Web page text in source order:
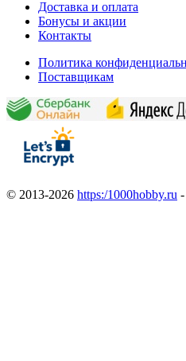
Доставка и оплата
Бонусы и акции
Контакты
Политика
Поставщикам
© 2013-2026 https:/1000hobby.ru